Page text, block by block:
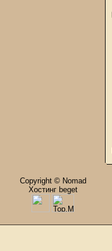
Copyright © Nomad
Хостинг beget